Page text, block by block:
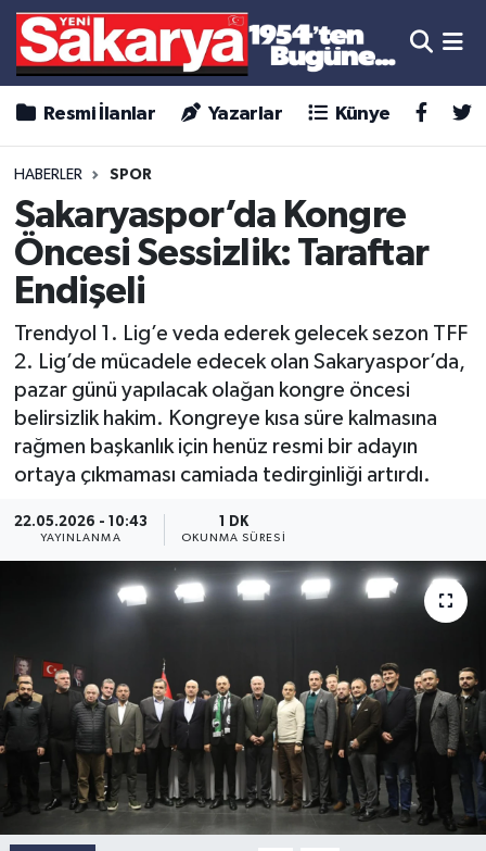
Resmi İlanlar Yazarlar Künye
HABERLER SPOR
Sakaryaspor’da Kongre
Öncesi Sessizlik: Taraftar
Endişeli
Trendyol 1. Lig’e veda ederek gelecek sezon TFF
2. Lig’de mücadele edecek olan Sakaryaspor’da,
pazar günü yapılacak olağan kongre öncesi
belirsizlik hakim. Kongreye kısa süre kalmasına
rağmen başkanlık için henüz resmi bir adayın
ortaya çıkmaması camiada tedirginliği artırdı.
22.05.2026 - 10:43
YAYINLANMA
1 DK
OKUNMA SÜRESI